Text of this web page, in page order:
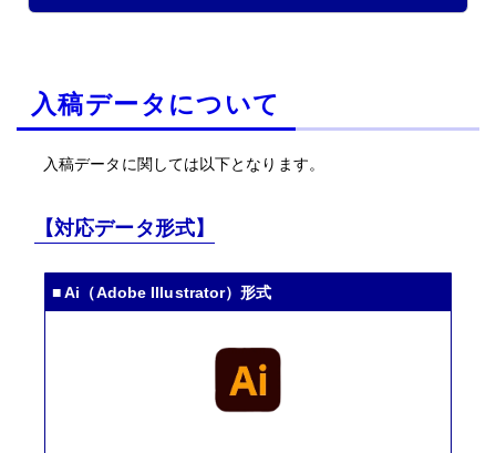
入稿データについて
入稿データに関しては以下となります。
【対応データ形式】
■ Ai（Adobe Illustrator）形式